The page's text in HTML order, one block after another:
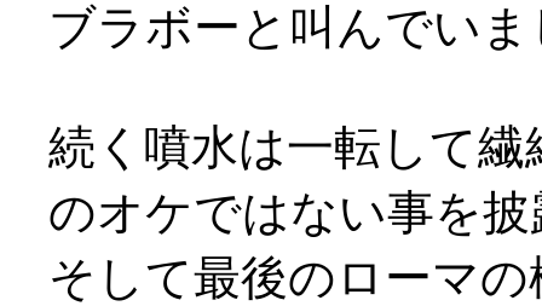
ブラボーと叫んでい
続く噴水は一転して
のオケではない事を披
そして最後のローマの